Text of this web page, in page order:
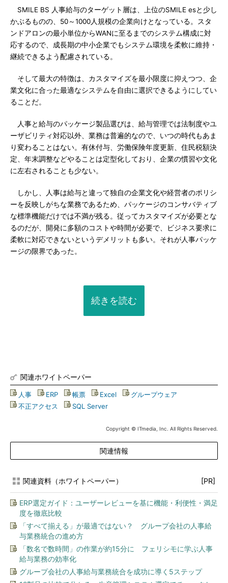
SMILE BS 人事給与のターゲット層は、上位のSMILE esと少し
かぶるものの、50～1000人規模の企業向けとなっている。スタ
ンドアロンの最小単位からWANに至るまでのシステム構成に対
応するので、成長期の中小企業でもシステム環境を柔軟に維持・
継続できるよう配慮されている。
そして最大の特徴は、カスタマイズを最小限度に抑えつつ、企
業文化に合った最適なシステムを自由に選択できるようにしてい
ることだ。
人事と給与のパッケージ製品選びは、給与管理では法制度やユ
ーザビリティ対応以外、業務は普遍的なので、いつの時代もあま
り変わることはない。有休付与、労働保険年度更新、住民税額決
定、年末調整などやることは定型化しており、企業の慣習や文化
に左右されることも少ない。
しかし、人事は給与と違って独自の企業文化や経営者のポリシ
ーを反映しがちな業務であるため、パッケージのコンサバティブ
な標準機能だけでは不満が残る。従ってカスタマイズが必要とな
るのだが、開発に多額のコストや時間が必要で、ビジネス要求に
柔軟に対応できないというデメリットも多い。それが人事パッケ
ージの限界であった。
続きを読む
関連ホワイトペーパー
人事 ERP 帳票 Excel グループウェア
不正アクセス
SQL Server
Copyright © ITmedia, Inc. All Rights Reserved.
関連情報
関連資料（ホワイトペーパー） [PR]
ERP選定ガイド：ユーザーレビューを基に機能・利便性・満足
度を徹底比較
「すべて揃える」が最適ではない？ グループ会社の人事給
与業務統合の進め方
「数名で数時間」の作業が約15分に フェリシモに学ぶ人事
給与業務の効率化
グループ会社の人事給与業務統合を成功に導く5ステップ